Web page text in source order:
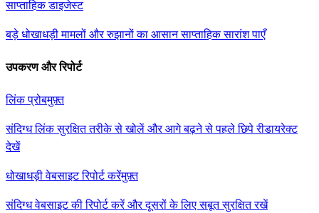
साप्ताहिक डाइजेस्ट
बड़े धोखाधड़ी मामलों और रुझानों का आसान साप्ताहिक सारांश पाएँ
उपकरण और रिपोर्ट
लिंक प्रोबमुफ़्त
संदिग्ध लिंक सुरक्षित तरीके से खोलें और आगे बढ़ने से पहले छिपे रीडायरेक्ट
देखें
धोखाधड़ी वेबसाइट रिपोर्ट करेंमुफ़्त
संदिग्ध वेबसाइट की रिपोर्ट करें और दूसरों के लिए सबूत सुरक्षित रखें